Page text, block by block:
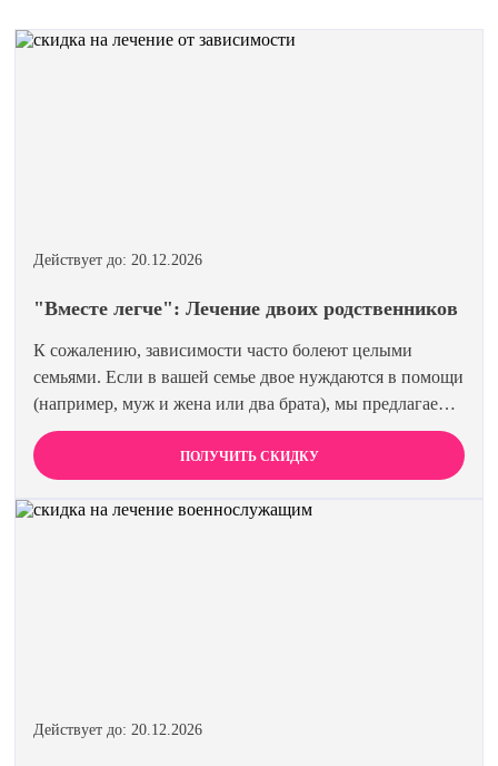
Действует до: 20.12.2026
"Вместе легче": Лечение двоих родственников
К сожалению, зависимости часто болеют целыми
семьями. Если в вашей семье двое нуждаются в помощи
(например, муж и жена или два брата), мы предлагаем
специальную цену на одновременное лечение. Второй
член семьи получает скидку 15%. Лечиться вместе
эффективнее и выгоднее.
ПОЛУЧИТЬ СКИДКУ
Действует до: 20.12.2026